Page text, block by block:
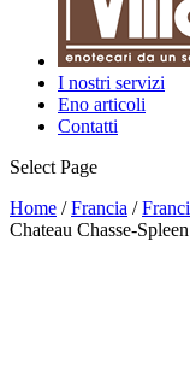
I nostri servizi
Eno articoli
Contatti
Select Page
Home /Francia /
Chateau Chasse-Spleen